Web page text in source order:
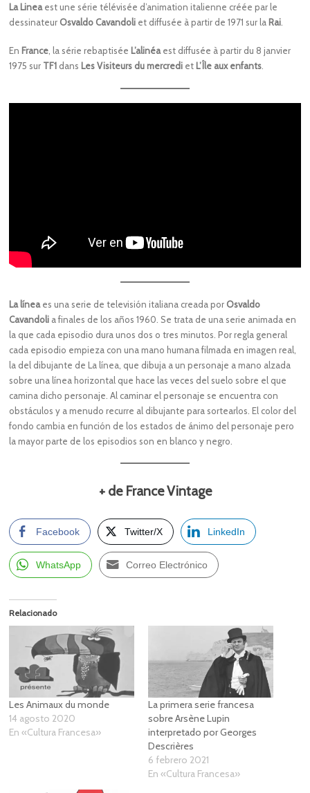
La Lineaest une série télévisée d’animation italienne créée par le
dessinateur Osvaldo Cavandoli et diffusée à partir de 1971 sur la Rai
En France, la série rebaptisée L’alinéaest diffusée à partir du 8 janvier
1975 sur TF1 dans Les Visiteurs du mercredi et L’Île aux enfants.
La líneaes una serie de televisión italiana creada por Osvaldo
Cavandoli a finales de los años 1960. Se trata de una serie animada en
la que cada episodio dura unos dos o tres minutos. Por regla general
cada episodio empieza con una mano humana filmada en imagen real,
la del dibujante de La línea, que dibuja a un personaje a mano alzada
sobre una línea horizontal que hace las veces del suelo sobre el que
camina dicho personaje. Al caminar el personaje se encuentra con
obstáculos y a menudo recurre al dibujante para sortearlos. El color del
fondo cambia en función de los estados de ánimo del personaje pero
la mayor parte de los episodios son en blanco y negro.
+ de France Vintage
Facebook Twitter/X LinkedIn
WhatsApp Correo Electrónico
Relacionado
Les Animaux du monde
14 agosto 2020
En «Cultura Francesa»
La primera serie francesa
sobre Arsène Lupin
interpretado por Georges
Descrières
6 febrero 2021
En «Cultura Francesa»